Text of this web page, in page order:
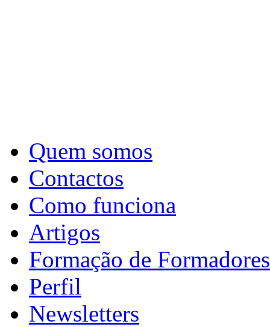
Quem somos
Contactos
Como funciona
Artigos
Formação de Formadores
Perfil
Newsletters